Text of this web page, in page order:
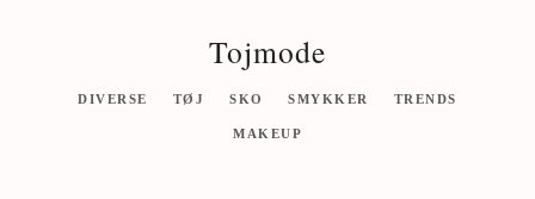
Tojmode
DIVERSE TØJ SKO SMYKKER TRENDS
MAKEUP